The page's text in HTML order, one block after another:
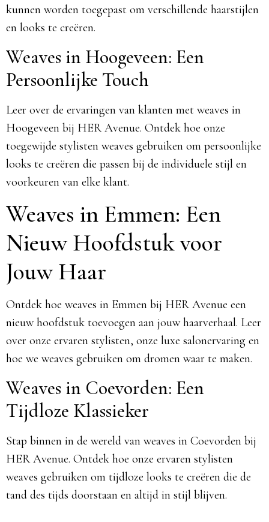
kunnen worden toegepast om verschillende haarstijlen
en looks te creëren.
Weaves in Hoogeveen: Een
Persoonlijke Touch
Leer over de ervaringen van klanten met weaves in
Hoogeveen bij HER Avenue. Ontdek hoe onze
toegewijde stylisten weaves gebruiken om persoonlijke
looks te creëren die passen bij de individuele stijl en
voorkeuren van elke klant.
Weaves in Emmen: Een
Nieuw Hoofdstuk voor
Jouw Haar
Ontdek hoe weaves in Emmen bij HER Avenue een
nieuw hoofdstuk toevoegen aan jouw haarverhaal. Leer
over onze ervaren stylisten, onze luxe salonervaring en
hoe we weaves gebruiken om dromen waar te maken.
Weaves in Coevorden: Een
Tijdloze Klassieker
Stap binnen in de wereld van weaves in Coevorden bij
HER Avenue. Ontdek hoe onze ervaren stylisten
weaves gebruiken om tijdloze looks te creëren die de
tand des tijds doorstaan en altijd in stijl blijven.